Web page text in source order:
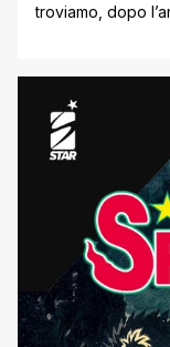
troviamo, dopo
continuano
One Piece New
seguito, le varie